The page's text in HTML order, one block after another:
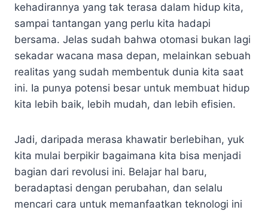
kehadirannya yang tak terasa dalam hidup kita,
sampai tantangan yang perlu kita hadapi
bersama. Jelas sudah bahwa otomasi bukan lagi
sekadar wacana masa depan, melainkan sebuah
realitas yang sudah membentuk dunia kita saat
ini. Ia punya potensi besar untuk membuat hidup
kita lebih baik, lebih mudah, dan lebih efisien.
Jadi, daripada merasa khawatir berlebihan, yuk
kita mulai berpikir bagaimana kita bisa menjadi
bagian dari revolusi ini. Belajar hal baru,
beradaptasi dengan perubahan, dan selalu
mencari cara untuk memanfaatkan teknologi ini